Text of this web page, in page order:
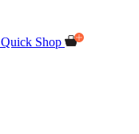
Quick Shop